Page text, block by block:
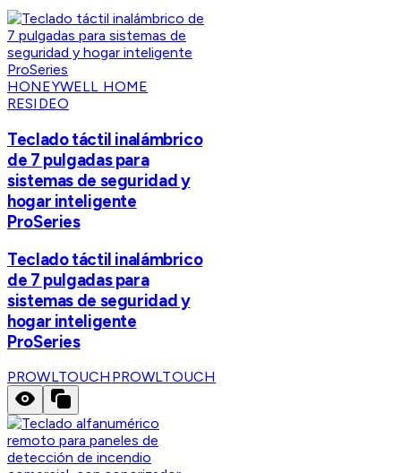
HONEYWELL HOME
RESIDEO
Teclado táctil inalámbrico
de 7 pulgadas para
sistemas de seguridad y
hogar inteligente
ProSeries
Teclado táctil inalámbrico
de 7 pulgadas para
sistemas de seguridad y
hogar inteligente
ProSeries
PROWLTOUCH PROWLTOUCH